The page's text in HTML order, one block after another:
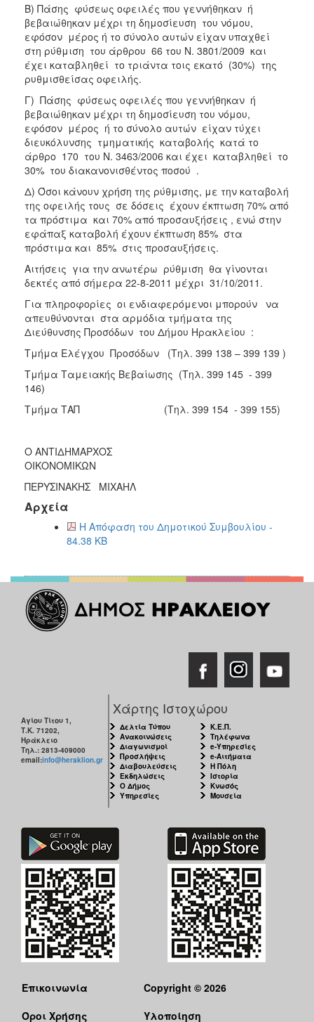
ΤΟΠΟΣ
ΠΟΛΙΤΙΣΜΟΣ
ΑΝΘΕΚΤΙΚΗ
ΠΟΛΗ
Β) Πάσης φύσεως οφειλές που γεννήθηκαν ή
βεβαιώθηκαν μέχρι τη δημοσίευση του νόμου,
εφόσον μέρος ή το σύνολο αυτών είχαν υπαχθεί
στη ρύθμιση του άρθρου 66 του Ν. 3801/2009 και
έχει καταβληθεί το τριάντα τοις εκατό (30%) της
ρυθμισθείσας οφειλής.
Γ) Πάσης φύσεως οφειλές που γεννήθηκαν ή
βεβαιώθηκαν μέχρι τη δημοσίευση του νόμου,
εφόσον μέρος ή το σύνολο αυτών είχαν τύχει
διευκόλυνσης τμηματικής καταβολής κατά το
άρθρο 170 του Ν. 3463/2006 και έχει καταβληθεί το
30% του διακανονισθέντος ποσού .
Δ) Όσοι κάνουν χρήση της ρύθμισης, με την καταβολή
της οφειλής τους σε δόσεις έχουν έκπτωση 70% από
τα πρόστιμα και 70% από προσαυξήσεις , ενώ στην
εφάπαξ καταβολή έχουν έκπτωση 85% στα
πρόστιμα και 85% στις προσαυξήσεις.
Αιτήσεις για την ανωτέρω ρύθμιση θα γίνονται
δεκτές από σήμερα 22-8-2011 μέχρι 31/10/2011.
Για πληροφορίες οι ενδιαφερόμενοι μπορούν να
απευθύνονται στα αρμόδια τμήματα της
Διεύθυνσης Προσόδων του Δήμου Ηρακλείου :
Τμήμα Ελέγχου Προσόδων (Τηλ. 399 138 – 399 139 )
Τμήμα Ταμειακής Βεβαίωσης (Τηλ. 399 145 - 399
146)
Τμήμα ΤΑΠ (Τηλ. 399 154 - 399 155)
Ο ΑΝΤΙΔΗΜΑΡΧΟΣ
ΟΙΚΟΝΟΜΙΚΩΝ
ΠΕΡΥΣΙΝΑΚΗΣ ΜΙΧΑΗΛ
Αρχεία
Η Απόφαση του Δημοτικού Συμβουλίου -
84.38 KB
Αγίου Τίτου 1,
Τ.Κ. 71202,
Ηράκλειο
Τηλ.: 2813-409000
email:info@heraklion.gr
Χάρτης Ιστοχώρου
Δελτία Τύπου
Ανακοινώσεις
Διαγωνισμοί
Προσλήψεις
Διαβουλεύσεις
Εκδηλώσεις
Ο Δήμος
Υπηρεσίες
Κ.Ε.Π.
Τηλέφωνα
e-Υπηρεσίες
e-Αιτήματα
Η Πόλη
Ιστορία
Κνωσός
Μουσεία
Επικοινωνία
Όροι Χρήσης
Copyright © 2026
Υλοποίηση